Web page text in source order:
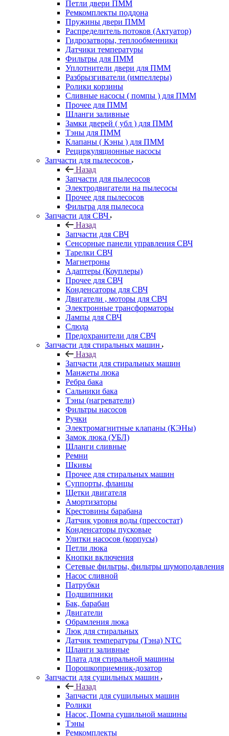
Петли двери ПММ
Ремкомплекты поддона
Пружины двери ПММ
Распределитель потоков (Актуатор)
Гидрозатворы, теплообменники
Датчики температуры
Фильтры для ПММ
Уплотнители двери для ПММ
Разбрызгиватели (импеллеры)
Ролики корзины
Сливные насосы ( помпы ) для ПММ
Прочее для ПММ
Шланги заливные
Замки дверей ( убл ) для ПММ
Тэны для ПММ
Клапаны ( Кэны ) для ПММ
Рециркуляционные насосы
Запчасти для пылесосов
Назад
Запчасти для пылесосов
Электродвигатели на пылесосы
Прочее для пылесосов
Фильтра для пылесоса
Запчасти для СВЧ
Назад
Запчасти для СВЧ
Сенсорные панели управления СВЧ
Тарелки СВЧ
Магнетроны
Адаптеры (Коуплеры)
Прочее для СВЧ
Конденсаторы для СВЧ
Двигатели , моторы для СВЧ
Электронные трансформаторы
Лампы для СВЧ
Слюда
Предохранители для СВЧ
Запчасти для стиральных машин
Назад
Запчасти для стиральных машин
Манжеты люка
Ребра бака
Сальники бака
Тэны (нагреватели)
Фильтры насосов
Ручки
Электромагнитные клапаны (КЭНы)
Замок люка (УБЛ)
Шланги сливные
Ремни
Шкивы
Прочее для стиральных машин
Суппорты, фланцы
Щетки двигателя
Амортизаторы
Крестовины барабана
Датчик уровня воды (прессостат)
Конденсаторы пусковые
Улитки насосов (корпусы)
Петли люка
Кнопки включения
Сетевые фильтры, фильтры шумоподавления
Насос сливной
Патрубки
Подшипники
Бак, барабан
Двигатели
Обрамления люка
Люк для стиральных
Датчик температуры (Тэна) NTC
Шланги заливные
Плата для стиральной машины
Порошкоприемник-дозатор
Запчасти для сушильных машин
Назад
Запчасти для сушильных машин
Ролики
Насос, Помпа сушильной машины
Тэны
Ремкомплекты